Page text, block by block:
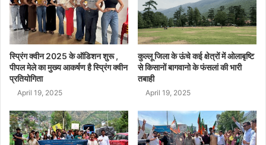
स्प्रिंग क्वीन 2025 के ऑडिशन शुरू ,
पीपल मेले का मुख्य आकर्षण है स्प्रिंग क्वीन
प्रतियोगिता
April 19, 2025
कुल्लू जिला के ऊंचे कई क्षेत्रों में ओलाबृष्टि
से किसानों बागवानो के फंसलां की भारी
तबाही
April 19, 2025